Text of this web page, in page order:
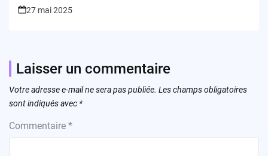
27 mai 2025
Laisser un commentaire
Votre adresse e-mail ne sera pas publiée. Les champs obligatoires
sont indiqués avec *
Commentaire *